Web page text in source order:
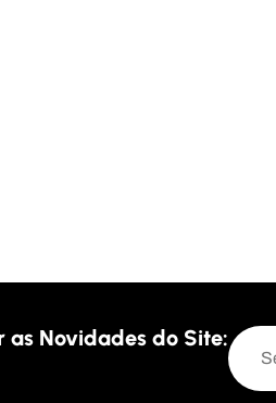
as Novidades do Site: